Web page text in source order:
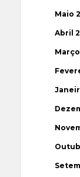
Maio
Abril
Março